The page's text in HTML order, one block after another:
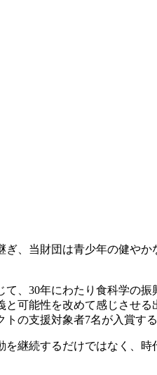
、当財団は青少年の健や
、30年にわたり食科学の
可能性を改めて感じさせ
の支援対象者7名が入賞す
継続するだけではなく、